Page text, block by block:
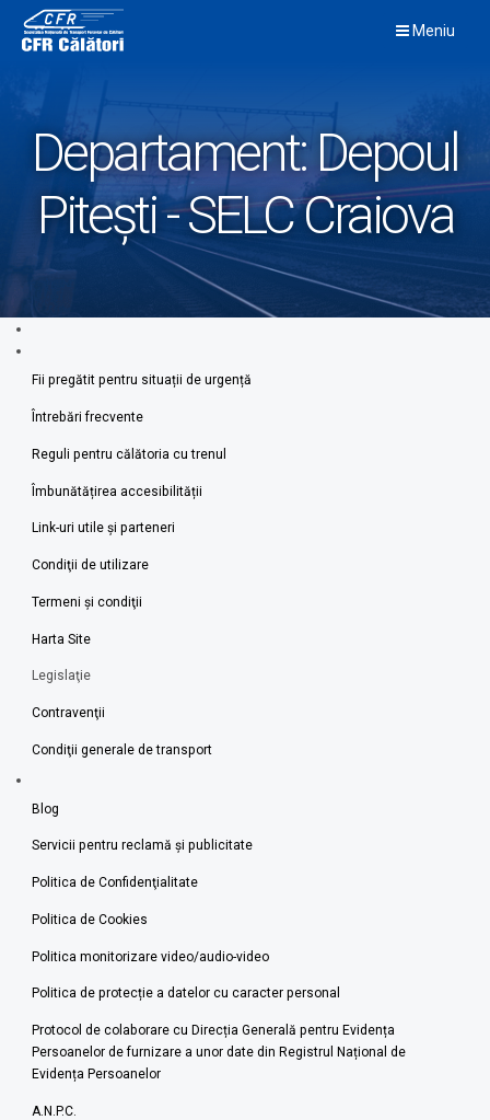
content
Meniu
Departament:Depoul
Pitești - SELC Craiova
Fii pregătit pentru situații de urgență
Întrebări frecvente
Reguli pentru călătoria cu trenul
Îmbunătățirea accesibilității
Link-uri utile şi parteneri
Condiţii de utilizare
Termeni şi condiţii
Harta Site
Legislaţie
Contravenţii
Condiţii generale de transport
Blog
Servicii pentru reclamă și publicitate
Politica de Confidenţialitate
Politica de Cookies
Politica monitorizare video/audio-video
Politica de protecție a datelor cu caracter personal
Protocol de colaborare cu Direcția Generală pentru Evidența
Persoanelor de furnizare a unor date din Registrul Național de
Evidența Persoanelor
A.N.P.C.